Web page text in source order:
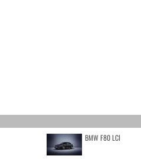
BMW F80 LCI